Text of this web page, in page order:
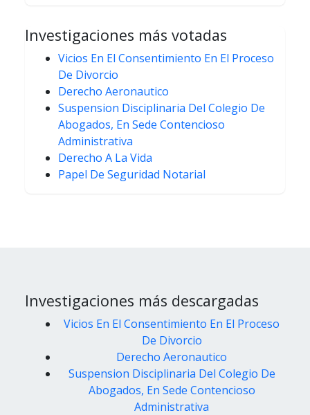
Investigaciones más votadas
Vicios En El Consentimiento En El Proceso
De Divorcio
Derecho Aeronautico
Suspension Disciplinaria Del Colegio De
Abogados, En Sede Contencioso
Administrativa
Derecho A La Vida
Papel De Seguridad Notarial
Investigaciones más descargadas
Vicios En El Consentimiento En El Proceso
De Divorcio
Derecho Aeronautico
Suspension Disciplinaria Del Colegio De
Abogados, En Sede Contencioso
Administrativa